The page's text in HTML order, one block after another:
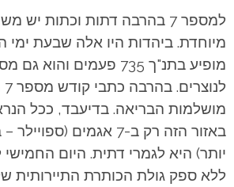
למספר 7 בהרבה דתות וכתות
מופיע בתנ"ך 735 פעמים
מושלמות הבריאה. בדיעבד, ככל
באזור הזה רק ב-7 אגמים
יותר) היא לגמרי דתית. היום החמישי
ללא ספק גולת הכותרת התיירותית